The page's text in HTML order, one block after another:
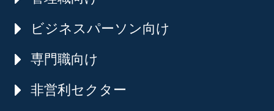
ビジネスパーソン向け
専門職向け
非営利セクター